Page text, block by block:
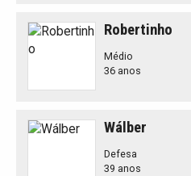
Robertinho
Médio
36 anos
Wálber
Defesa
39 anos